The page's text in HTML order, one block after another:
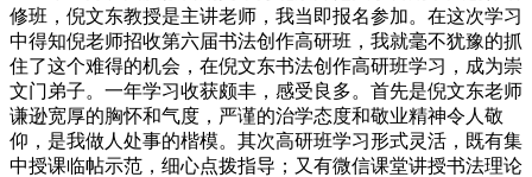
修班，倪文东教授是主讲老师，我当即报名参加。在这次学习
中得知倪老师招收第六届书法创作高研班，我就毫不犹豫的抓
住了这个难得的机会，在倪文东书法创作高研班学习，成为崇
文门弟子。一年学习收获颇丰，感受良多。首先是倪文东老师
谦逊宽厚的胸怀和气度，严谨的治学态度和敬业精神令人敬
仰，是我做人处事的楷模。其次高研班学习形式灵活，既有集
中授课临帖示范，细心点拨指导；又有微信课堂讲授书法理论